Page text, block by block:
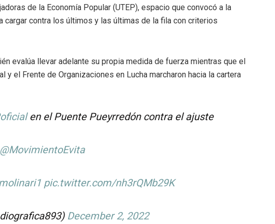
de la Economía Popular (UTEP), espacio que convocó a la
cargar contra los últimos y las últimas de la fila con criterios
evalúa llevar adelante su propia medida de fuerza mientras que el
y el Frente de Organizaciones en Lucha marcharon hacia la cartera
en el Puente Pueyrredón contra el ajuste
@MovimientoEvita
pic.twitter.com/nh3rQMb29K
December 2, 2022